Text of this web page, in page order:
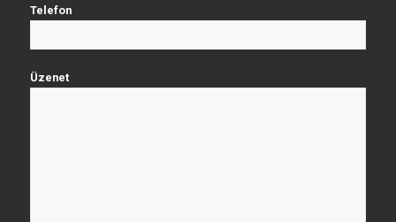
Telefon
Üzenet